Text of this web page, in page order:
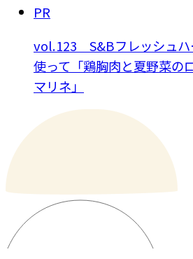
PR
vol.123 S&Bフレッシュハ
使って「鶏胸肉と夏野菜の
マリネ」